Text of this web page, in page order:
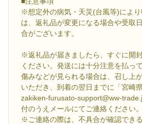
※想定外の病気・天災(台風等)によ
は、返礼品が変更になる場合や受取
合がございます。
※返礼品が届きましたら、すぐに開
ください。発送には十分注意を払っ
傷みなどが見られる場合は、召し上
いただき、到着の翌日までに「宮崎
zakiken-furusato-support@ww-
付のうえメールにてご連絡ください。
※ご連絡の際は、不具合が確認でき